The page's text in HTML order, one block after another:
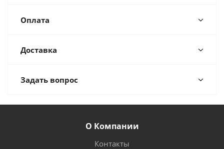
Оплата
Доставка
Задать вопрос
О Компании
Контакты